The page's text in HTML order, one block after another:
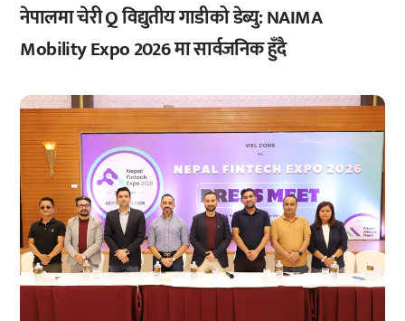
नेपालमा चेरी Q विद्युतीय गाडीको डेब्यु: NAIMA
Mobility Expo 2026 मा सार्वजनिक हुँदै